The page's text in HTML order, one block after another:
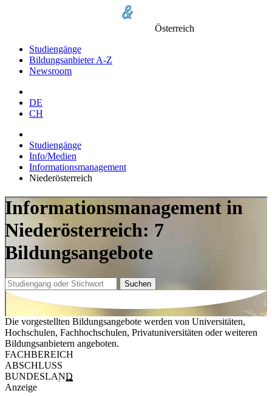
Österreich
Studiengänge
Bildungsanbieter A-Z
Newsroom
DE
CH
Studiengänge
Info/Medien
Informationsmanagement
Niederösterreich
Informationsmanagement in
Niederösterreich: 7
Bildungsangebote
Suchen
Die vorgestellten Bildungsangebote werden von Universitäten,
Hochschulen, Fachhochschulen, Privatuniversitäten oder weiteren
Bildungsanbietern angeboten.
FACHBEREICH
ABSCHLUSS
BUNDESLAND
Anzeige